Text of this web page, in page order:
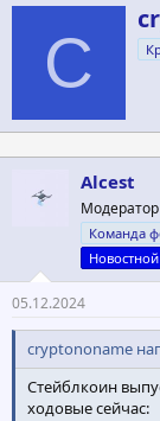
C
А
в
т
Alcest
Команда
05.12.2024
cryptononame
Стейблкоин
ходовые сейчас: